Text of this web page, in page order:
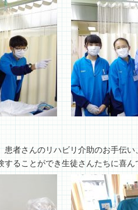
患者さんのリハビリ介助のお手伝
ることができ生徒さんたちに喜ん